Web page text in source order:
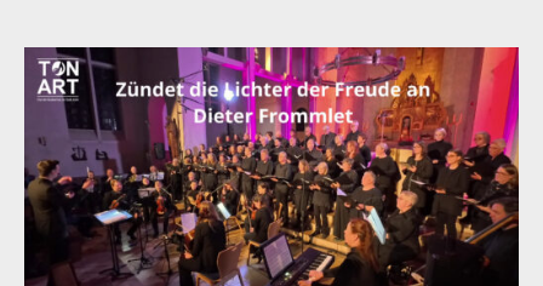
ein
gutes
neues
Jahr
2026